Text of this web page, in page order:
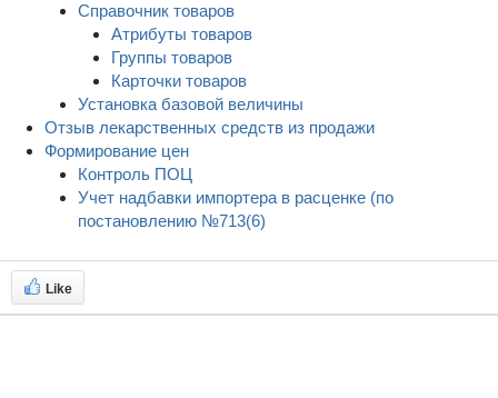
Справочник товаров
Атрибуты товаров
Группы товаров
Карточки товаров
Установка базовой величины
Отзыв лекарственных средств из продажи
Формирование цен
Контроль ПОЦ
Учет надбавки импортера в расценке (по
постановлению №713(6)
Like